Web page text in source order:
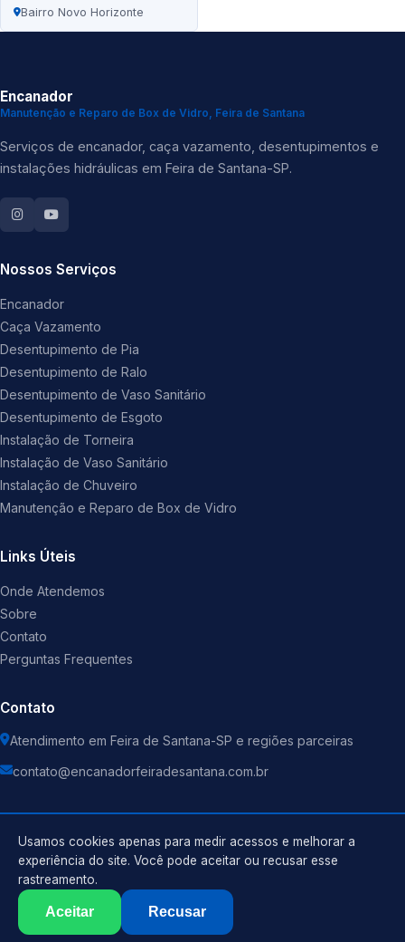
Bairro Novo Horizonte
Encanador
Manutenção e Reparo de Box de Vidro, Feira de Santana
Serviços de encanador, caça vazamento, desentupimentos e
instalações hidráulicas em Feira de Santana-SP.
Nossos Serviços
Encanador
Caça Vazamento
Desentupimento de Pia
Desentupimento de Ralo
Desentupimento de Vaso Sanitário
Desentupimento de Esgoto
Instalação de Torneira
Instalação de Vaso Sanitário
Instalação de Chuveiro
Manutenção e Reparo de Box de Vidro
Links Úteis
Onde Atendemos
Sobre
Contato
Perguntas Frequentes
Contato
Atendimento em Feira de Santana-SP e regiões parceiras
contato@encanadorfeiradesantana.com.br
2026 Encanador . Todos os direitos reservados.
Política de Privacidade
Termos de Uso
Usamos cookies apenas para medir acessos e melhorar a
experiência do site. Você pode aceitar ou recusar esse
rastreamento.
Aceitar Recusar